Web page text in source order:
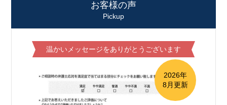
お客様の声
Pickup
温かいメッセージをありがとうございます
2026年
8月更新